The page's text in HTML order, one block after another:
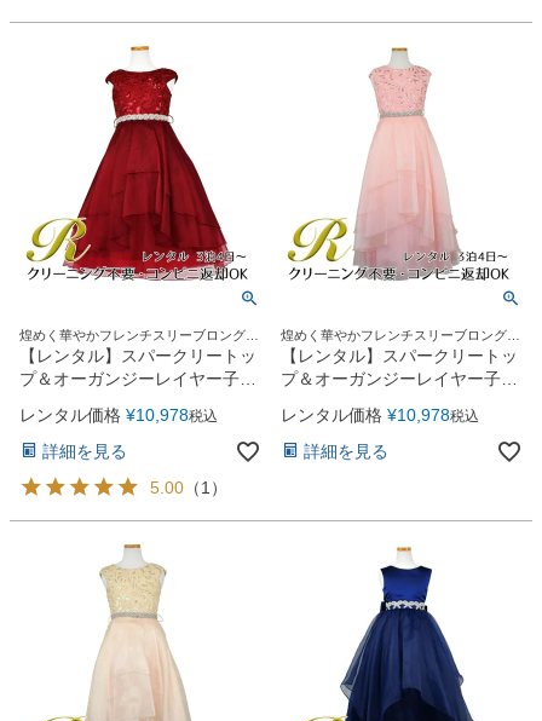
煌めく華やかフレンチスリーブロングド
レス
【レンタル】スパークリートッ
プ＆オーガンジーレイヤー子供
ドレス(JK3811)バーガンディー
レンタル価格 ¥10,978税込
詳細を見る
5.00 （1 ）
煌めく華やかフレンチスリーブロングド
レス
【レンタル】スパークリートッ
プ＆オーガンジーレイヤー子供
ドレス(JK3811)ブラッシュピン
ク
レンタル価格 ¥10,978税込
詳細を見る